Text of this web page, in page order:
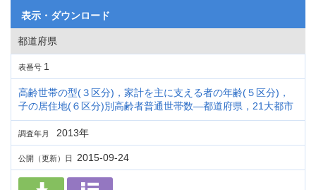
表示・ダウンロード
都道府県
表番号 1
高齢世帯の型(３区分)，家計を主に支える者の年齢(５区分)，
子の居住地(６区分)別高齢者普通世帯数―都道府県，21大都市
調査年月 2013年
公開（更新）日 2015-09-24